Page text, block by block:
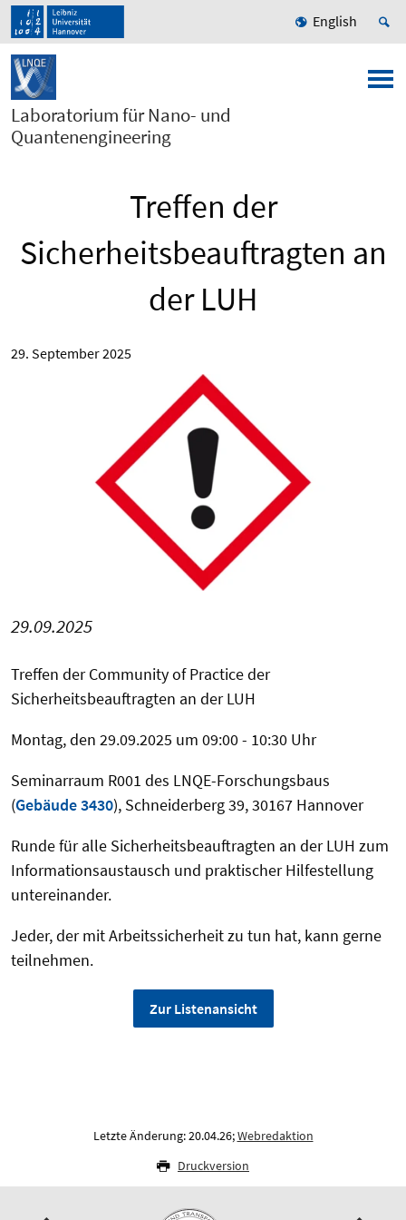
English
Laboratorium für Nano- und
Quantenengineering
Treffen der
Sicherheitsbeauftragten an
der LUH
29. September 2025
29.09.2025
Treffen derCommunityofPracticeder
Sicherheitsbeauftragten an der LUH
Montag, den 29.09.2025 um 09:00 - 10:30 Uhr
Seminarraum R001 des LNQE-Forschungsbaus
(Gebäude 3430), Schneiderberg 39, 30167 Hannover
Runde für alle Sicherheitsbeauftragten an der LUH zum
Informationsaustausch und praktischer Hilfestellung
untereinander.
Jeder, der mitArbeitssicherheitzu tun hat, kann gerne
teilnehmen.
Zur Listenansicht
Letzte Änderung: 20.04.26;Webredaktion
Druckversion